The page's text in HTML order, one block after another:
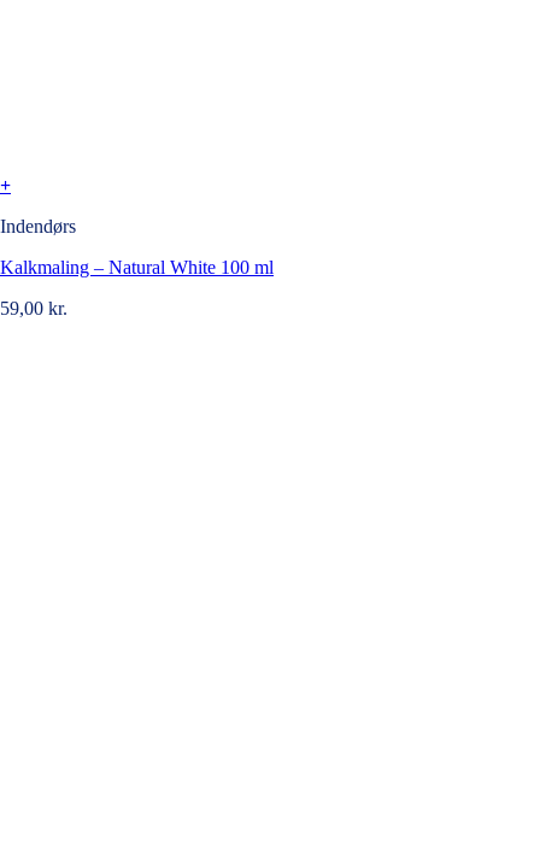
+
Indendørs
Kalkmaling – Natural White 100 ml
59,00 kr.